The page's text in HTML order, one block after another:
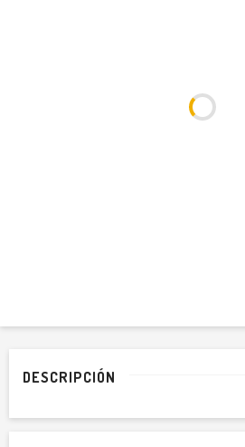
DESCRIPCIÓN